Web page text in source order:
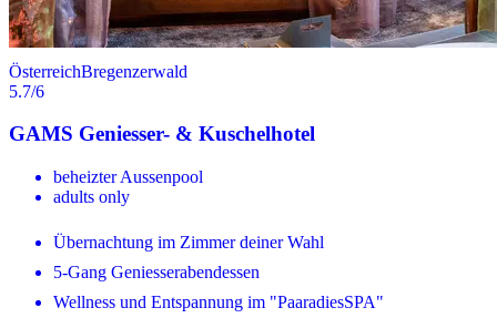
ÖsterreichBregenzerwald
5.7/6
GAMS Geniesser- & Kuschelhotel
beheizter Aussenpool
adults only
Übernachtung im Zimmer deiner Wahl
5-Gang Geniesserabendessen
Wellness und Entspannung im "PaaradiesSPA"